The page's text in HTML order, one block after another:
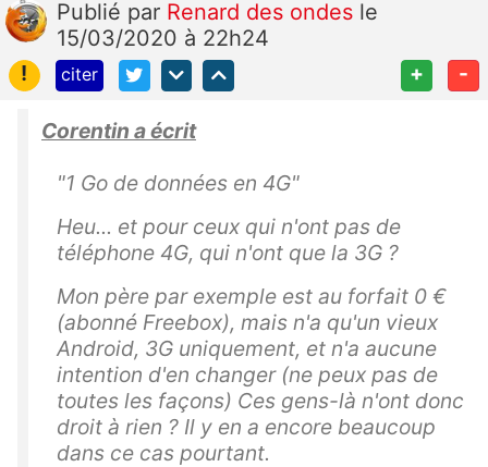
Publié par Renard des ondes le
15/03/2020 à 22h24
!
citer + -
Corentin a écrit
"1 Go de données en 4G"
Heu... et pour ceux qui n'ont pas de
téléphone 4G, qui n'ont que la 3G ?
Mon père par exemple est au forfait 0 €
(abonné Freebox), mais n'a qu'un vieux
Android, 3G uniquement, et n'a aucune
intention d'en changer (ne peux pas de
toutes les façons) Ces gens-là n'ont donc
droit à rien ? Il y en a encore beaucoup
dans ce cas pourtant.